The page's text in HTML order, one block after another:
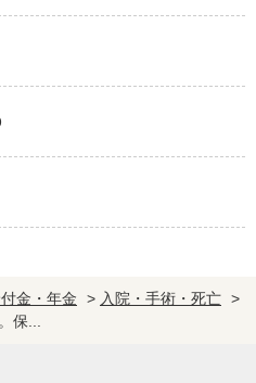
金・年金 > 入院・手術・死亡 >
保...